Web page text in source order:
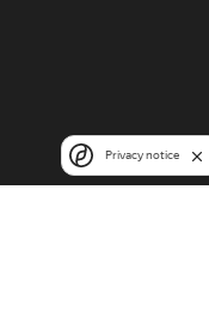
Privacy notice